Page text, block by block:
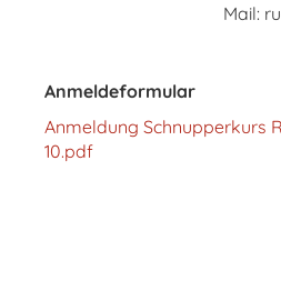
Mail:
Anmeldeformular
Anmeldung Schnupperkurs
10.pdf